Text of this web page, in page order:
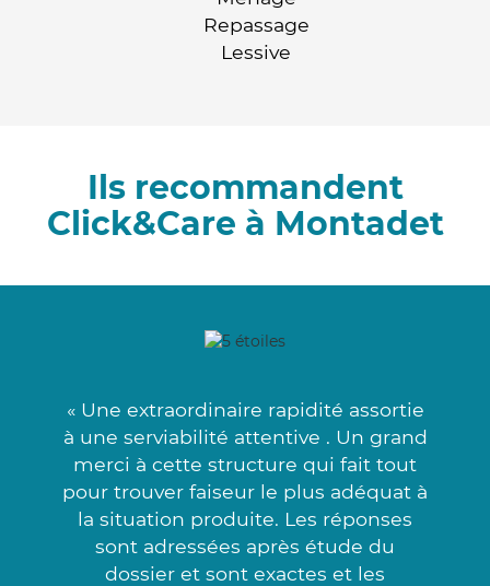
Repassage
Lessive
Ils recommandent
Click&Care à Montadet
« Une extraordinaire rapidité assortie
à une serviabilité attentive . Un grand
merci à cette structure qui fait tout
pour trouver faiseur le plus adéquat à
la situation produite. Les réponses
sont adressées après étude du
dossier et sont exactes et les